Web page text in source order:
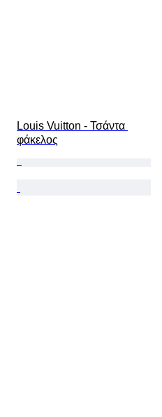
Louis Vuitton - Τσάντα
φάκελος